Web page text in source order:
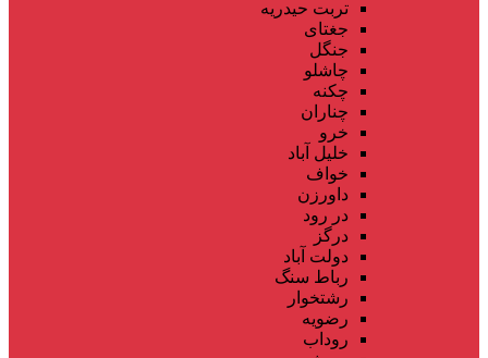
تربت حیدریه
جغتای
جنگل
چاشلو
چکنه
چناران
خرو
خلیل آباد
خواف
داورزن
در رود
درگز
دولت آباد
رباط سنگ
رشتخوار
رضویه
روداب